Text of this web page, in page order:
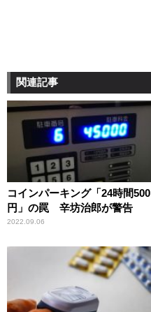
関連記事
コインパーキング「24時間500
円」の罠 辛坊治郎が警告
2022.09.06